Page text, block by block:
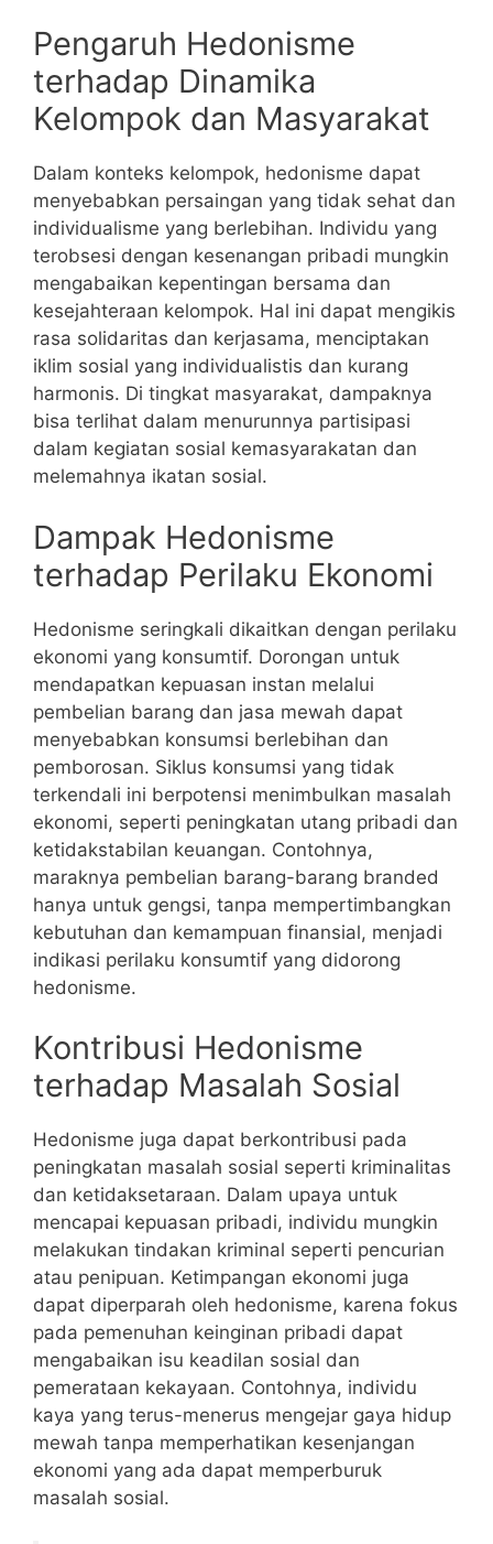
Pengaruh Hedonisme
terhadap Dinamika
Kelompok dan Masyarakat
Dalam konteks kelompok, hedonisme dapat
menyebabkan persaingan yang tidak sehat dan
individualisme yang berlebihan. Individu yang
terobsesi dengan kesenangan pribadi mungkin
mengabaikan kepentingan bersama dan
kesejahteraan kelompok. Hal ini dapat mengikis
rasa solidaritas dan kerjasama, menciptakan
iklim sosial yang individualistis dan kurang
harmonis. Di tingkat masyarakat, dampaknya
bisa terlihat dalam menurunnya partisipasi
dalam kegiatan sosial kemasyarakatan dan
melemahnya ikatan sosial.
Dampak Hedonisme
terhadap Perilaku Ekonomi
Hedonisme seringkali dikaitkan dengan perilaku
ekonomi yang konsumtif. Dorongan untuk
mendapatkan kepuasan instan melalui
pembelian barang dan jasa mewah dapat
menyebabkan konsumsi berlebihan dan
pemborosan. Siklus konsumsi yang tidak
terkendali ini berpotensi menimbulkan masalah
ekonomi, seperti peningkatan utang pribadi dan
ketidakstabilan keuangan. Contohnya,
maraknya pembelian barang-barang branded
hanya untuk gengsi, tanpa mempertimbangkan
kebutuhan dan kemampuan finansial, menjadi
indikasi perilaku konsumtif yang didorong
hedonisme.
Kontribusi Hedonisme
terhadap Masalah Sosial
Hedonisme juga dapat berkontribusi pada
peningkatan masalah sosial seperti kriminalitas
dan ketidaksetaraan. Dalam upaya untuk
mencapai kepuasan pribadi, individu mungkin
melakukan tindakan kriminal seperti pencurian
atau penipuan. Ketimpangan ekonomi juga
dapat diperparah oleh hedonisme, karena fokus
pada pemenuhan keinginan pribadi dapat
mengabaikan isu keadilan sosial dan
pemerataan kekayaan. Contohnya, individu
kaya yang terus-menerus mengejar gaya hidup
mewah tanpa memperhatikan kesenjangan
ekonomi yang ada dapat memperburuk
masalah sosial.